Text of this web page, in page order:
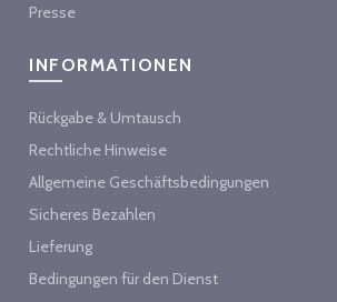
Presse
INFORMATIONEN
Rückgabe & Umtausch
Rechtliche Hinweise
Allgemeine Geschäftsbedingungen
Sicheres Bezahlen
Lieferung
Bedingungen für den Dienst